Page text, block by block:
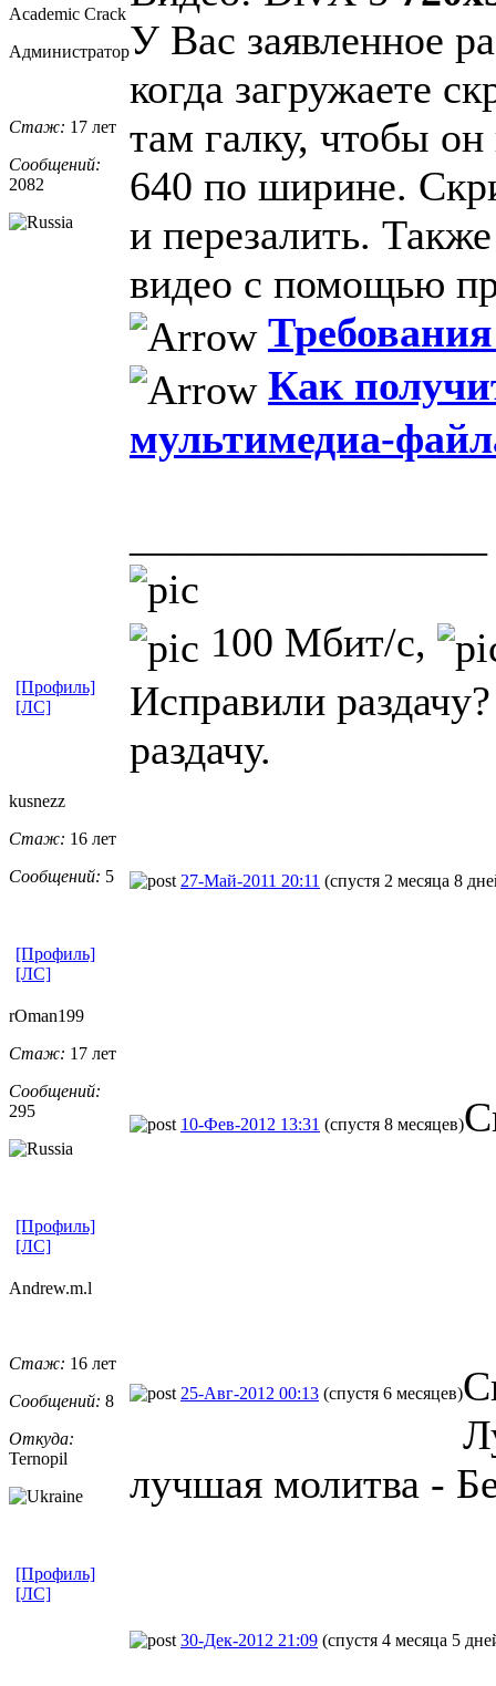
Academic Crack
Администратор
Стаж: 17 лет
Сообщений:
2082
У Вас заявленное
когда загружаете
там галку, чтобы
640 по ширине.
и перезалить.
видео с помощью
Как
мультимедиа-
100 Мбит/с,
Исправили
раздачу.
[Профиль]
[ЛС]
kusnezz
Стаж: 16 лет
Сообщений: 5 27-Май-2011 20:11 (спустя 2 месяца 8
[Профиль]
[ЛС]
rOman199
Стаж: 17 лет
Сообщений:
295
10-Фев-2012 13:31 (спустя 8 месяцев)
[Профиль]
[ЛС]
Andrew.m.l
Стаж: 16 лет
Сообщений: 8
Откуда:
Ternopil
25-Авг-2012 00:13 (спустя 6 месяцев)
лучшая молитва -
[Профиль]
[ЛС]
30-Дек-2012 21:09 (спустя 4 месяца 5